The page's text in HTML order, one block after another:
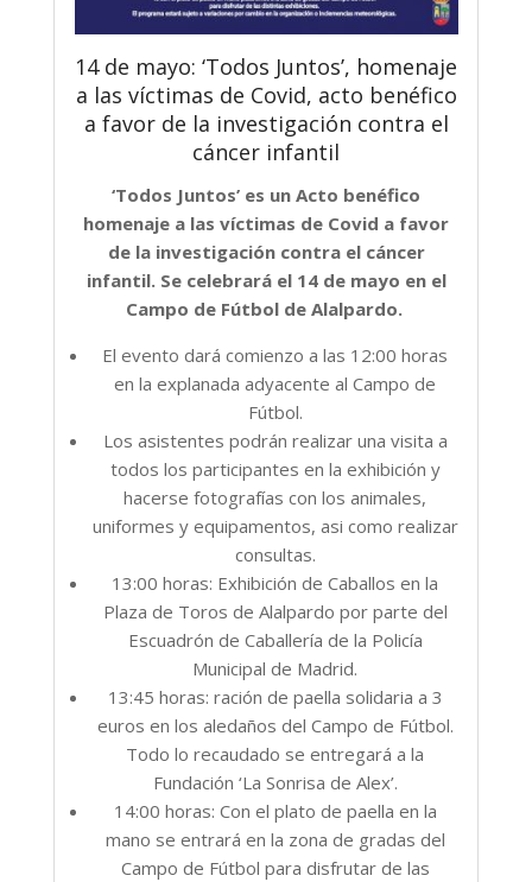
14 de mayo: ‘Todos Juntos’, homenaje
a las víctimas de Covid, acto benéfico
a favor de la investigación contra el
cáncer infantil
‘Todos Juntos’ es un Acto benéfico
homenaje a las víctimas de Covid a favor
de la investigación contra el cáncer
infantil. Se celebrará el 14 de mayo en el
Campo de Fútbol de Alalpardo.
El evento dará comienzo a las 12:00 horas
en la explanada adyacente al Campo de
Fútbol.
Los asistentes podrán realizar una visita a
todos los participantes en la exhibición y
hacerse fotografías con los animales,
uniformes y equipamentos, asi como realizar
consultas.
13:00 horas: Exhibición de Caballos en la
Plaza de Toros de Alalpardo por parte del
Escuadrón de Caballería de la Policía
Municipal de Madrid.
13:45 horas: ración de paella solidaria a 3
euros en los aledaños del Campo de Fútbol.
Todo lo recaudado se entregará a la
Fundación ‘La Sonrisa de Alex’.
14:00 horas: Con el plato de paella en la
mano se entrará en la zona de gradas del
Campo de Fútbol para disfrutar de las